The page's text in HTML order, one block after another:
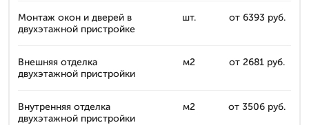
Монтаж окон и дверей в
двухэтажной пристройке
шт. от 6393 руб.
Внешняя отделка
двухэтажной пристройки
м2 от 2681 руб.
Внутренняя отделка
двухэтажной пристройки
м2 от 3506 руб.